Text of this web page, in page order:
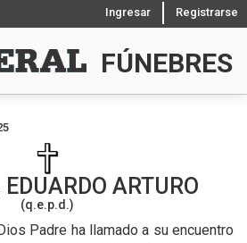
Ingresar Registrarse
FÚNEBRES
EDUARDO ARTURO
(q.e.p.d.)
Padre ha llamado a su encuentro